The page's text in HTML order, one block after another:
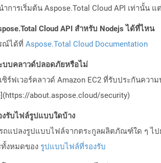
การเริ่มต้น Aspose.Total Cloud API เท่านั้น
Cloud API สำหรับ Nodejs ได้ที่ไหน
ณ์ได้ที่ Aspose.Total Cloud Documentation
บบคลาวด์ปลอดภัยหรือไม่
ซิร์ฟเวอร์คลาวด์ Amazon EC2 ที่รับประกันค
about.aspose.cloud/security)
งรับไฟล์รูปแบบใดบ้าง
ถแปลงรูปแบบไฟล์จากตระกูลผลิตภัณฑ์ใด ๆ ไปยั
ทั้งหมดของ รูปแบบไฟล์ที่รองรับ